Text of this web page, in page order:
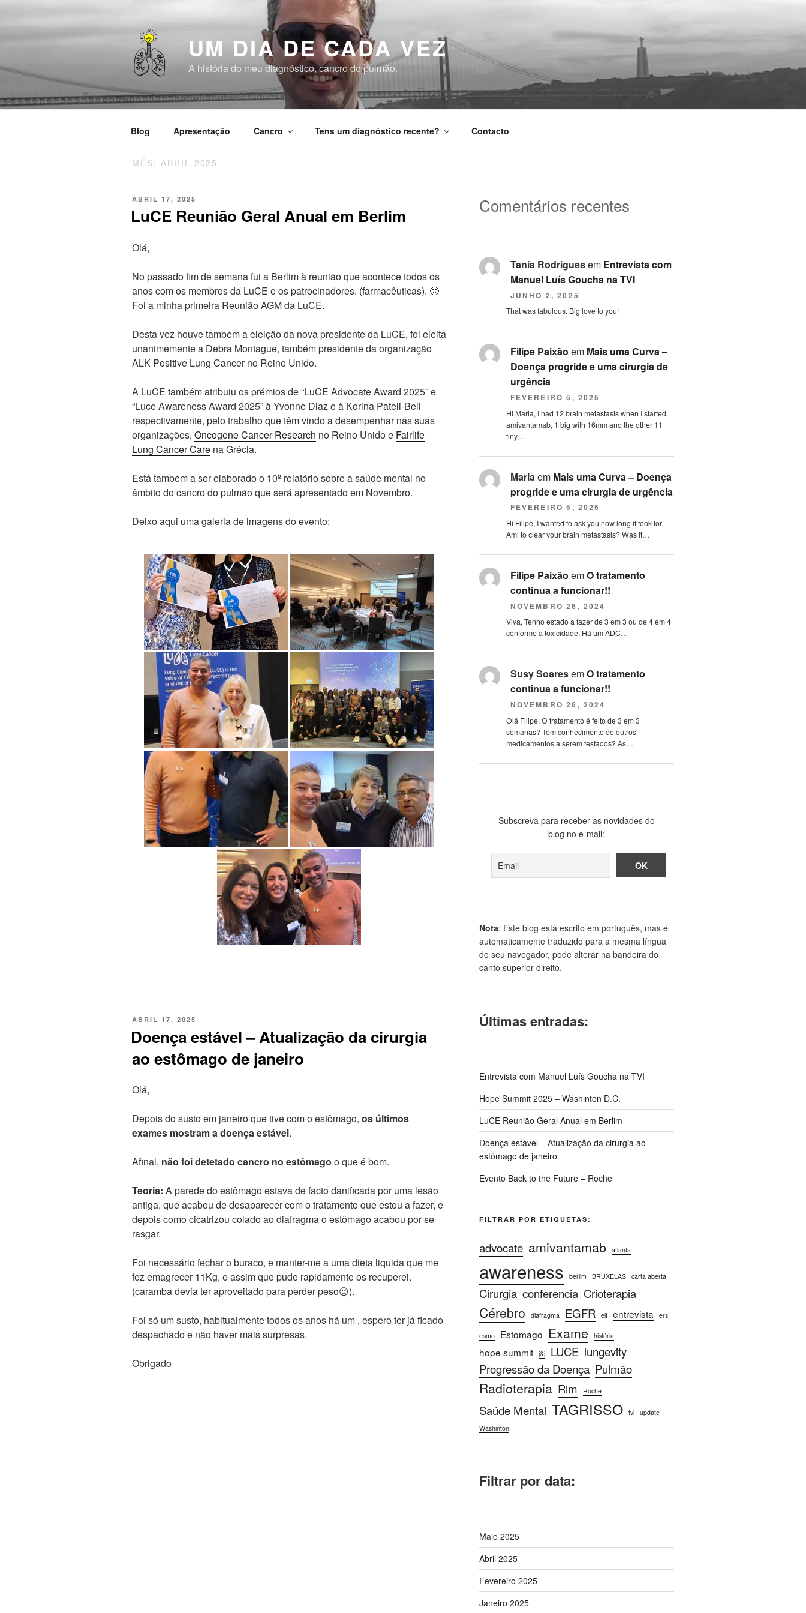
Saltar
UM DIA DE CADA VEZ
A história do meu diagnóstico, cancro do pulmão.
Blog Apresentação Cancro Tens um diagnóstico recente? Contacto
MÊS: ABRIL 2025
PUBLICADO
ABRIL 17, 2025
LuCE Reunião Geral Anual em Berlim
Olá,
No passado fim de semana fui a Berlim à reunião que acontece todos os
anos com os membros da LuCE e os patrocinadores. (farmacêuticas). 🙂
Foi a minha primeira Reunião AGM da LuCE.
Desta vez houve também a eleição da nova presidente da LuCE, foi eleita
unanimemente a Debra Montague, também presidente da organização
ALK Positive Lung Cancer no Reino Unido.
A LuCE também atribuiu os prémios de “LuCE Advocate Award 2025” e
“Luce Awareness Award 2025” à Yvonne Diaz e à Korina Pateli-Bell
respectivamente, pelo trabalho que têm vindo a desempenhar nas suas
organizações, Oncogene Cancer Research no Reino Unido e Fairlife
Lung Cancer Care na Grécia.
Está também a ser elaborado o 10º relatório sobre a saúde mental no
âmbito do cancro do pulmão que será apresentado em Novembro.
Deixo aqui uma galeria de imagens do evento:
PUBLICADO
ABRIL 17, 2025
Doença estável – Atualização da cirurgia
ao estômago de janeiro
Olá,
Depois do susto em janeiro que tive com o estômago, os últimos
exames mostram a doença estável.
Afinal, não foi detetado cancro no estômago o que é bom.
Teoria: A parede do estômago estava de facto danificada por uma lesão
antiga, que acabou de desaparecer com o tratamento que estou a fazer, e
depois como cicatrizou colado ao diafragma o estômago acabou por se
rasgar.
Foi necessário fechar o buraco, e manter-me a uma dieta liquida que me
fez emagrecer 11Kg, e assim que pude rapidamente os recuperei.
(caramba devia ter aproveitado para perder peso😉).
Foi só um susto, habitualmente todos os anos há um , espero ter já ficado
despachado e não haver mais surpresas.
Obrigado
Comentários recentes
Tania Rodriguesem Entrevista com
Manuel Luís Goucha na TVI
JUNHO 2, 2025
That was fabulous. Big love to you!
Filipe Paixão em Mais uma Curva –
Doença progride e uma cirurgia de
urgência
FEVEREIRO 5, 2025
Hi Maria, I had 12 brain metastasis when I started
amivantamab, 1 big with 16mm and the other 11
tiny,…
Mariaem Mais uma Curva – Doença
progride e uma cirurgia de urgência
FEVEREIRO 5, 2025
Hi Filipè, I wanted to ask you how long it took for
Ami to clear your brain metastasis? Was it…
Filipe Paixão emO tratamento
continua a funcionar!!
NOVEMBRO 26, 2024
Viva, Tenho estado a fazer de 3 em 3 ou de 4 em 4
conforme a toxicidade. Há um ADC…
Susy SoaresemO tratamento
continua a funcionar!!
NOVEMBRO 26, 2024
Olá Filipe, O tratamento é feito de 3 em 3
semanas? Tem conhecimento de outros
medicamentos a serem testados? As…
Subscreva para receber as novidades do
blog no e-mail:
Nota: Este blog está escrito em português, mas é
automaticamente traduzido para a mesma língua
do seu navegador, pode alterar na bandeira do
canto superior direito.
Últimas entradas:
Entrevista com Manuel Luís Goucha na TVI
Hope Summit 2025 – Washinton D.C.
LuCE Reunião Geral Anual em Berlim
Doença estável – Atualização da cirurgia ao
estômago de janeiro
Evento Back to the Future – Roche
FILTRAR POR ETIQUETAS:
advocate amivantamab atlanta
awareness berlim BRUXELAS carta aberta
Cirurgia conferencia Crioterapia
Cérebro diafragma EGFR elf entrevista ers
esmo Estomago Exame história
hope summit j&j LUCE lungevity
Progressão da Doença Pulmão
Radioterapia Rim Roche
Saúde Mental TAGRISSO tvi
update
Washinton
Filtrar por data:
Maio 2025
Abril 2025
Fevereiro 2025
Janeiro 2025